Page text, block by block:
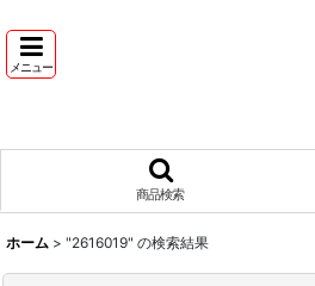
メニュー
商品検索
ホーム > "2616019" の検索結果